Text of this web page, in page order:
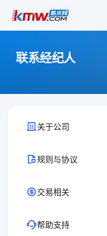
联系经纪人
关于公司
规则与协议
交易相关
帮助支持